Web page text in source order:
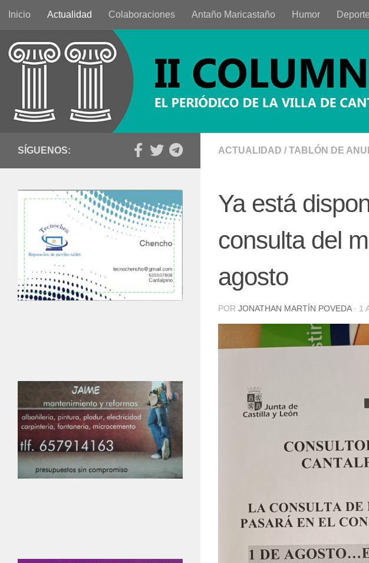
Saltar al contenido
Inicio Actualidad Colaboraciones Antaño Maricastaño Humor
ACTUALIDAD / TABLÓN DE
Ya está
consulta del
agosto
POR JONATHAN MARTÍN POVEDA · 1
SÍGUENOS: